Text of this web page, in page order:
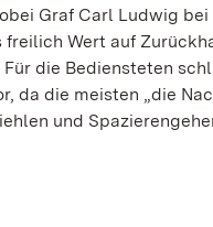
Graf Carl Ludwig bei
freilich Wert auf
die Bediensteten
da die meisten „die
und